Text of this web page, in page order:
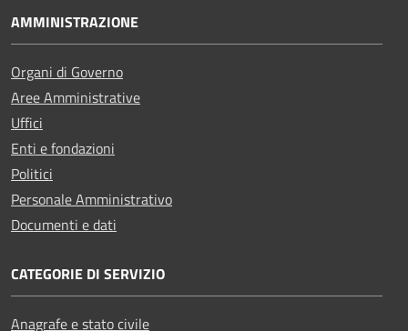
AMMINISTRAZIONE
Organi di Governo
Aree Amministrative
Uffici
Enti e fondazioni
Politici
Personale Amministrativo
Documenti e dati
CATEGORIE DI SERVIZIO
Anagrafe e stato civile